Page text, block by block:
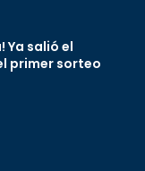
Ya salió el
primer sorteo